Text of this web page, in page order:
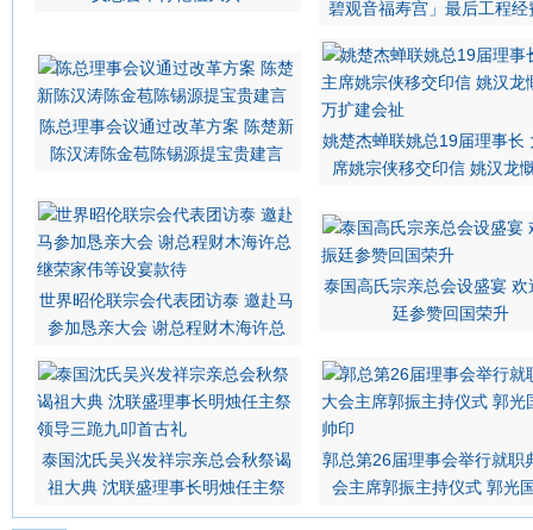
碧观音福寿宫」最后工程
陈总理事会议通过改革方案 陈楚新
陈汉涛陈金苞陈锡源提宝贵建言
姚楚杰蝉联姚总19届理事长
席姚宗侠移交印信 姚汉龙
世界昭伦联宗会代表团访泰 邀赴马
参加恳亲大会 谢总程财木海许总
泰国高氏宗亲总会设盛宴 欢
廷参赞回国荣升
泰国沈氏吴兴发祥宗亲总会秋祭谒
祖大典 沈联盛理事长明烛任主祭
郭总第26届理事会举行就职
会主席郭振主持仪式 郭光